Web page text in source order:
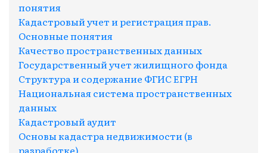
понятия
Кадастровый учет и регистрация прав.
Основные понятия
Качество пространственных данных
Государственный учет жилищного фонда
Структура и содержание ФГИС ЕГРН
Национальная система пространственных
данных
Кадастровый аудит
Основы кадастра недвижимости (в
разработке)